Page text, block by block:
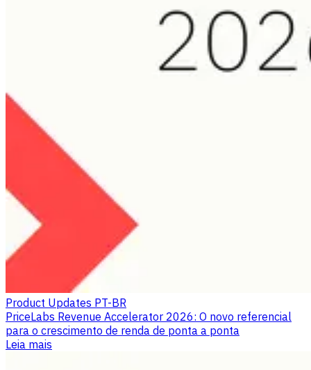
Product Updates PT-BR
PriceLabs Revenue Accelerator 2026: O novo referencial
para o crescimento de renda de ponta a ponta
Leia mais